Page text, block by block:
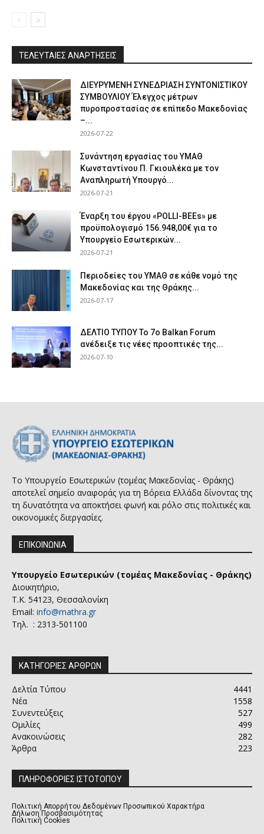
ΤΕΛΕΥΤΑΙΕΣ ΑΝΑΡΤΗΣΕΙΣ
ΔΙΕΥΡΥΜΕΝΗ ΣΥΝΕΔΡΙΑΣΗ ΣΥΝΤΟΝΙΣΤΙΚΟΥ
ΣΥΜΒΟΥΛΙΟΥ Έλεγχος μέτρων
πυροπροστασίας σε επίπεδο Μακεδονίας
–...
2026-07-22
Συνάντηση εργασίας του ΥΜΑΘ
Κωνσταντίνου Π. Γκιουλέκα με τον
Αναπληρωτή Υπουργό...
2026-07-21
Έναρξη του έργου «POLLI-BEEs» με
προϋπολογισμό 156.948,00€ για το
Υπουργείο Εσωτερικών...
2026-07-21
Περιοδείες του ΥΜΑΘ σε κάθε νομό της
Μακεδονίας και της Θράκης...
2026-07-17
ΔΕΛΤΙΟ ΤΥΠΟΥ Το 7ο Balkan Forum
ανέδειξε τις νέες προοπτικές της...
2026-07-10
Το Υπουργείο Εσωτερικών (τομέας Μακεδονίας - Θράκης)
αποτελεί σημείο αναφοράς για τη Βόρεια Ελλάδα δίνοντας της
τη δυνατότητα να αποκτήσει φωνή και ρόλο στις πολιτικές και
οικονομικές διεργασίες.
ΕΠΙΚΟΙΝΩΝΙΑ
Υπουργείο Εσωτερικών (τομέας Μακεδονίας - Θράκης)
Διοικητήριο,
Τ.Κ. 54123, Θεσσαλονίκη
Email: info@mathra.gr
Τηλ. : 2313-501100
ΚΑΤΗΓΟΡΙΕΣ ΑΡΘΡΩΝ
Δελτία Τύπου
4441
Νέα
1558
Συνεντεύξεις
527
Ομιλίες
499
Ανακοινώσεις
282
Άρθρα
223
ΠΛΗΡΟΦΟΡΙΕΣ ΙΣΤΟΤΟΠΟΥ
Πολιτική Απορρήτου Δεδομένων Προσωπικού Χαρακτήρα
Δήλωση Προσβασιμότητας
Πολιτική Cookies